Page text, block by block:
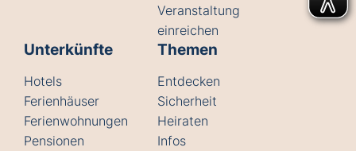
Veranstaltung
einreichen
Unterkünfte
Hotels
Ferienhäuser
Ferienwohnungen
Pensionen
Themen
Entdecken
Sicherheit
Heiraten
Infos